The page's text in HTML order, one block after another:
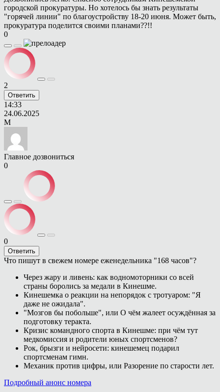
городской прокуратуры. Но хотелось бы знать результаты
"горячей линии" по благоустройству 18-20 июня. Может быть,
прокуратура поделится своими планами??!!
0
2
Ответить
14:33
24.06.2025
М
Главное дозвониться
0
0
Ответить
Что пишут в свежем номере еженедельника "168 часов"?
Через жару и ливень: как водномоторники со всей
страны боролись за медали в Кинешме.
Кинешемка о реакции на непорядок с тротуаром: "Я
даже не ожидала".
"Мозгов бы побольше", или О чём жалеет осуждённая за
подготовку теракта.
Кризис командного спорта в Кинешме: при чём тут
медкомиссия и родители юных спортсменов?
Рок, брызги и нейросети: кинешемец подарил
спортсменам гимн.
Механик против цифры, или Разорение по старости лет.
Подробный анонс номера